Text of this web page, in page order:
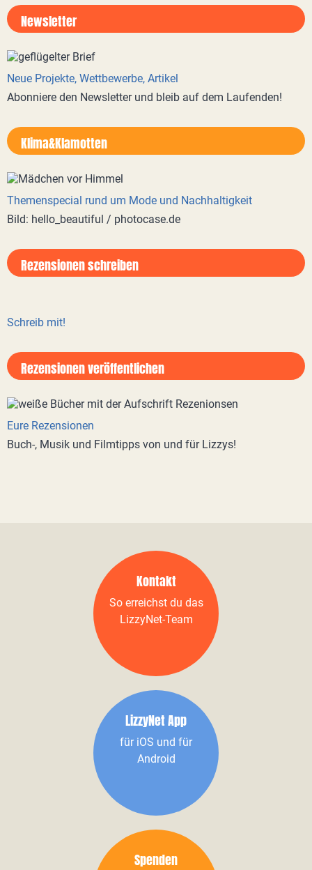
Newsletter
Neue Projekte, Wettbewerbe, Artikel
Abonniere den Newsletter und bleib auf dem Laufenden!
Klima&Klamotten
Themenspecial rund um Mode und Nachhaltigkeit
Bild: hello_beautiful / photocase.de
Rezensionen schreiben
Schreib mit!
Rezensionen veröffentlichen
Eure Rezensionen
Buch-, Musik und Filmtipps von und für Lizzys!
Kontakt
So erreichst du das
LizzyNet-Team
LizzyNet App
für iOS und für
Android
Spenden